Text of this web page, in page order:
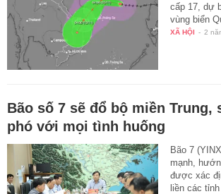
cấp 17, dự
vùng biển
XÃ HỘI - 2
Bão số 7 sẽ đổ bộ miền Trung,
phó với mọi tình huống
Bão 7
mạnh,
được xác
liền các